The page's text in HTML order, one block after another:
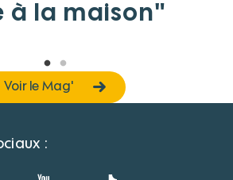
à la maison"
Voir le Mag'
: